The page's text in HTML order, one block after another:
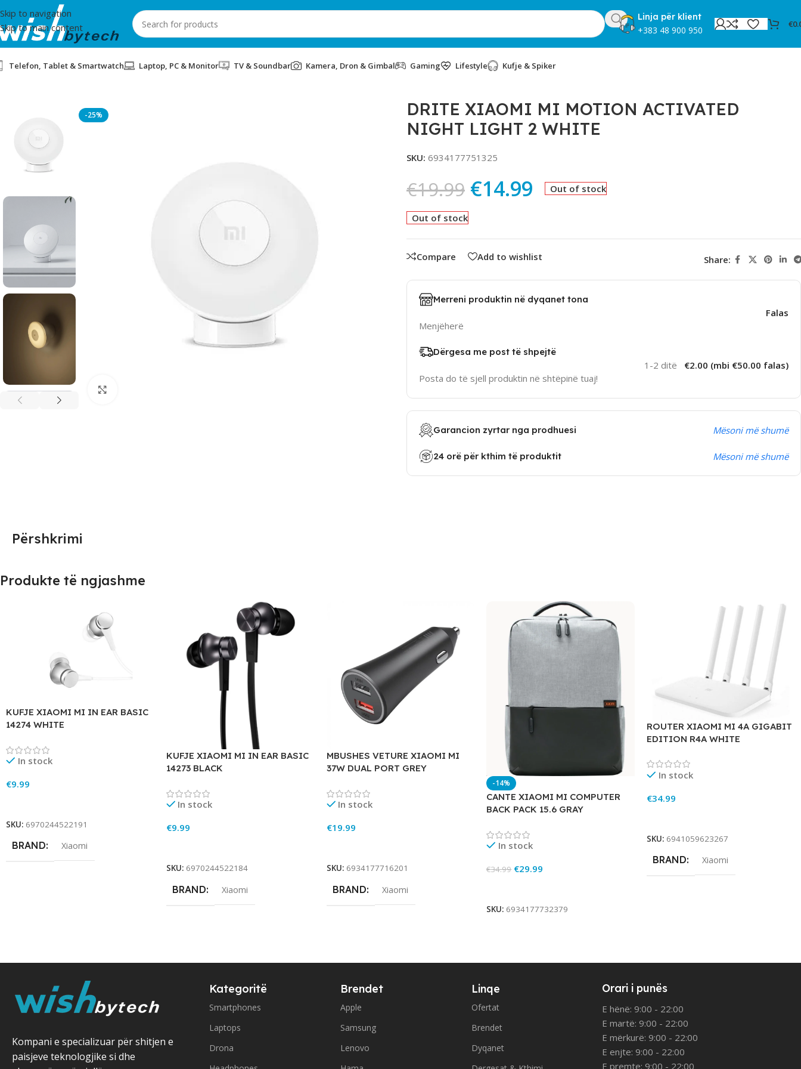
Skip to navigation
Skip to main content
Linja për klient
+383 48 900 950
€
Telefon, Tablet & Smartwatch Laptop, PC & Monitor TV & Soundbar Kamera, Dron & Gimbal Gaming Lifestyle Kufje & Spiker
-25%
DRITE XIAOMI MI MOTION ACTIVATED
NIGHT LIGHT 2 WHITE
SKU: 6934177751325
€19.99 €14.99 Out of stock
Out of stock
Compare Add to wishlist Share:
Merreni produktin në dyqanet tona
Menjëherë
Falas
Dërgesa me post të shpejtë
Posta do të sjell produktin në shtëpinë tuaj!
1-2 ditë €2.00 (mbi €50.00 falas)
Garancion zyrtar nga prodhuesi Mësoni më shumë
24 orë për kthim të produktit Mësoni më shumë
Përshkrimi
Produkte të ngjashme
KUFJE XIAOMI MI IN EAR BASIC
14274 WHITE
In stock
€9.99
SKU: 6970244522191
BRAND Xiaomi
KUFJE XIAOMI MI IN EAR BASIC
14273 BLACK
In stock
€9.99
SKU: 6970244522184
BRAND Xiaomi
MBUSHES VETURE XIAOMI MI
37W DUAL PORT GREY
In stock
€19.99
SKU: 6934177716201
BRAND Xiaomi
-14%
CANTE XIAOMI MI COMPUTER
BACK PACK 15.6 GRAY
In stock
€34.99 €29.99
SKU: 6934177732379
ROUTER XIAOMI MI 4A GIGABIT
EDITION R4A WHITE
In stock
€34.99
SKU: 6941059623267
BRAND Xiaomi
Kompani e specializuar për shitjen e
paisjeve teknologjike si dhe
Kategoritë
Smartphones
Laptops
Drona
Brendet
Apple
Samsung
Lenovo
Linqe
Ofertat
Brendet
Dyqanet
Orari i punës
E hënë: 9:00 - 22:00
E martë: 9:00 - 22:00
E mërkurë: 9:00 - 22:00
E enjte: 9:00 - 22:00
E premte: 9:00 - 22:00